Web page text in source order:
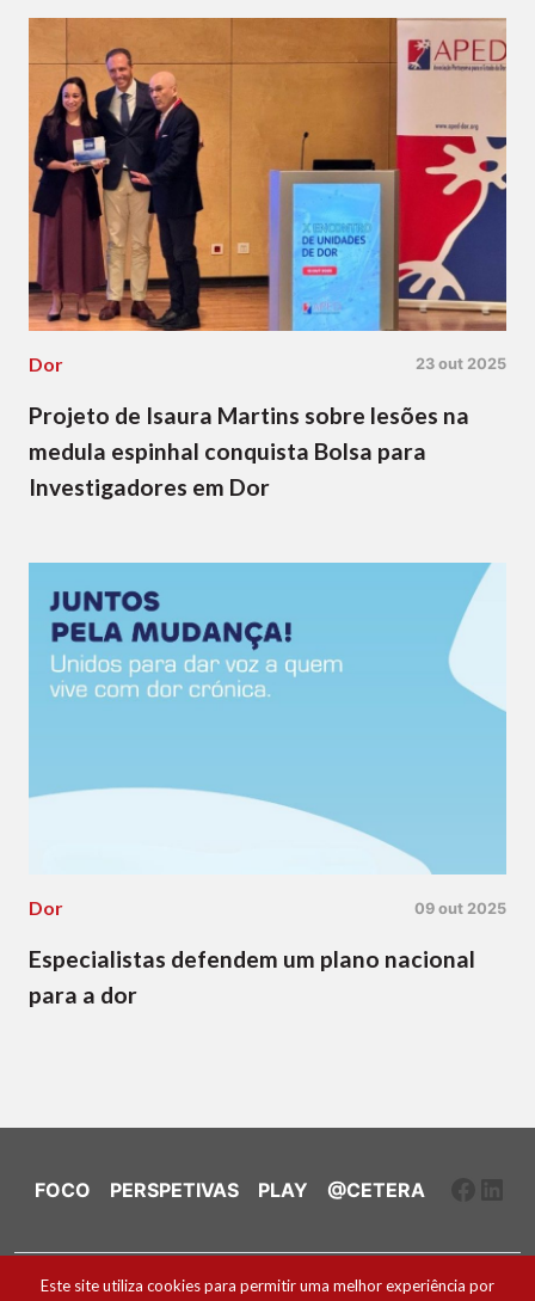
Dor 23 out 2025
Projeto de Isaura Martins sobre lesões na
medula espinhal conquista Bolsa para
Investigadores em Dor
Dor 09 out 2025
Especialistas defendem um plano nacional
para a dor
FOCO PERSPETIVAS PLAY @CETERA
Ficha Técnica e Estatuto Editorial
Este site utiliza cookies para permitir uma melhor experiência por